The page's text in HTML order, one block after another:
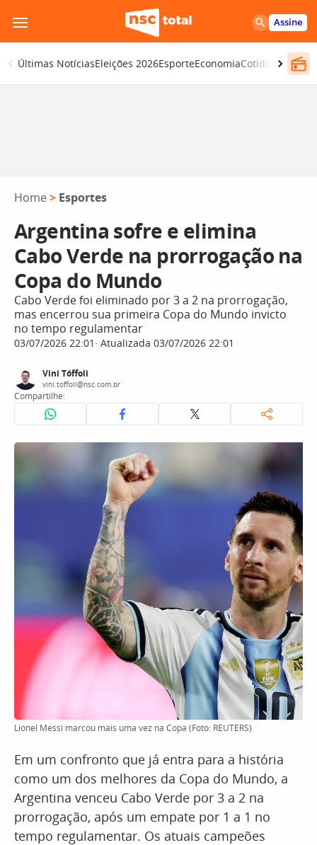
para
o
conteúdo
Assine
Últimas NotíciasEleições 2026EsporteEconomiaCotidiano
Home > Esportes
Argentina sofre e elimina
Cabo Verde na prorrogação na
Copa do Mundo
Cabo Verde foi eliminado por 3 a 2 na prorrogação,
mas encerrou sua primeira Copa do Mundo invicto
no tempo regulamentar
03/07/2026 22:01 Atualizada 03/07/2026 22:01
Vini Tóffoli
vini.toffoli@nsc.com.br
Compartilhe:
Lionel Messi marcou mais uma vez na Copa (Foto: REUTERS)
Em um confronto que já entra para a história
como um dos melhores da Copa do Mundo, a
Argentina venceu Cabo Verde por 3 a 2 na
prorrogação, após um empate por 1 a 1 no
tempo regulamentar. Os atuais campeões